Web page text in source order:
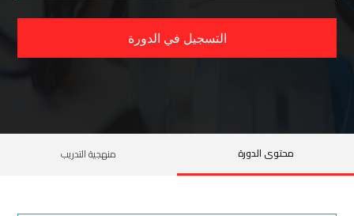
التسجيل في الدورة
محتوى الدورة منهجية التدريب